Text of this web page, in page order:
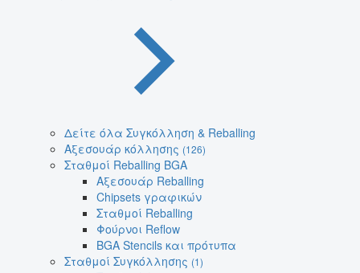
Δείτε όλα Συγκόλληση & Reballing
Αξεσουάρ κόλλησης (126)
Σταθμοί Reballing BGA
Αξεσουάρ Reballing
Chipsets γραφικών
Σταθμοί Reballing
Φούρνοι Reflow
BGA Stencils και πρότυπα
Σταθμοί Συγκόλλησης (1)